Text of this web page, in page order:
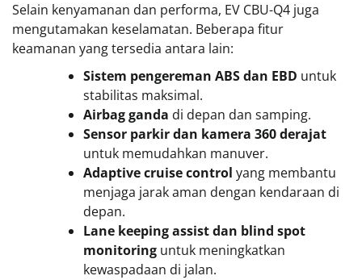
Selain kenyamanan dan performa, EV CBU-Q4 juga
mengutamakan keselamatan. Beberapa fitur
keamanan yang tersedia antara lain:
Sistem pengereman ABS dan EBD untuk
stabilitas maksimal.
Airbag ganda di depan dan samping.
Sensor parkir dan kamera 360 derajat
untuk memudahkan manuver.
Adaptive cruise control yang membantu
menjaga jarak aman dengan kendaraan di
depan.
Lane keeping assist dan blind spot
monitoring untuk meningkatkan
kewaspadaan di jalan.